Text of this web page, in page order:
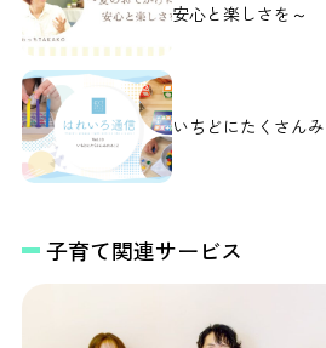
安心と楽しさを～
いちどにたくさん
子育て関連サービス